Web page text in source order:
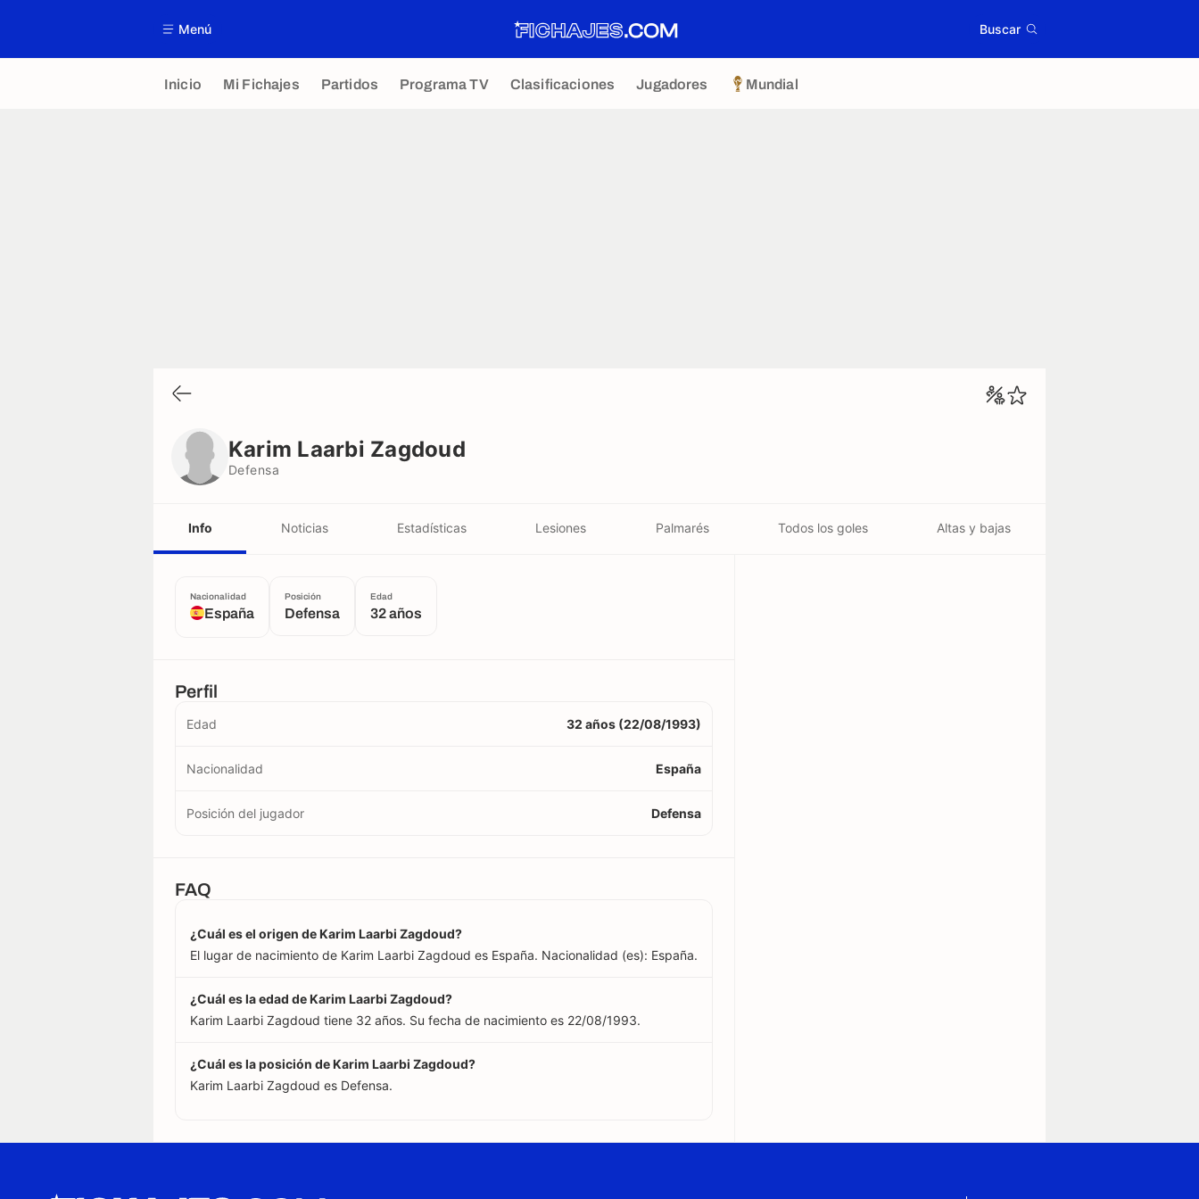
Menú Buscar
Inicio Mi Fichajes Partidos Programa TV Clasificaciones Jugadores Mundial
Karim Laarbi Zagdoud
Defensa
Info Noticias Estadísticas Lesiones Palmarés Todos los goles Altas y bajas
Nacionalidad
España
Posición
Defensa
Edad
32 años
Perfil
Edad 32 años (22/08/1993)
Nacionalidad España
Posición del jugador Defensa
FAQ
¿Cuál es el origen de Karim Laarbi Zagdoud?
El lugar de nacimiento de Karim Laarbi Zagdoud es España. Nacionalidad (es): España.
¿Cuál es la edad de Karim Laarbi Zagdoud?
Karim Laarbi Zagdoud tiene 32 años. Su fecha de nacimiento es 22/08/1993.
¿Cuál es la posición de Karim Laarbi Zagdoud?
Karim Laarbi Zagdoud es Defensa.